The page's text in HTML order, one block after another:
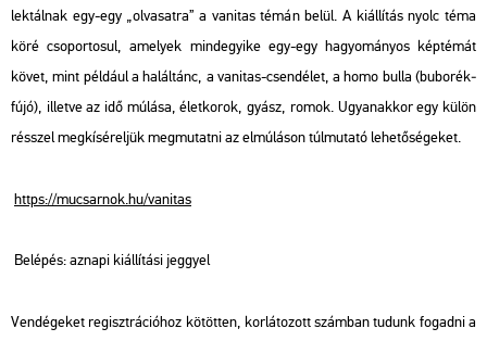
lek­tál­nak egy-egy „ol­va­sat­ra” a vanit­as témán belül. A ki­ál­lí­tás nyolc téma
köré cso­por­to­sul, ame­lyek mind­egyi­ke egy-egy ha­gyo­má­nyos kép­té­mát
követ, mint pél­dá­ul a ha­lál­tánc, a vanit­as-csend­élet, a homo bulla (bu­bo­rék­
fú­jó), il­let­ve az idő mú­lá­sa, élet­ko­rok, gyász, romok. Ugyan­ak­kor egy külön
résszel meg­kí­sé­rel­jük meg­mu­tat­ni az el­mú­lá­son túl­mu­ta­tó le­he­tő­sé­ge­ket.
https://​mu­csar­nok.​hu/​vanit­as
Be­lé­pés: az­na­pi ki­ál­lí­tá­si jeggyel
Ven­dé­ge­ket re­giszt­rá­ci­ó­hoz kö­töt­ten, kor­lá­to­zott szám­ban tu­dunk fo­gad­ni a